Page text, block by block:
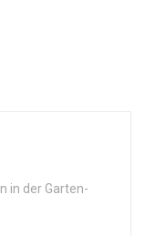
in der Garten-